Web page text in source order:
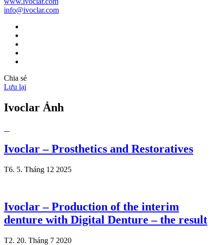
info@ivoclar.com
Chia sẻ
Lưu lại
Ivoclar Ảnh
Ivoclar – Prosthetics and Restoratives
T6. 5. Tháng 12 2025
Ivoclar – Production of the interim
denture with Digital Denture – the result
T2. 20. Tháng 7 2020